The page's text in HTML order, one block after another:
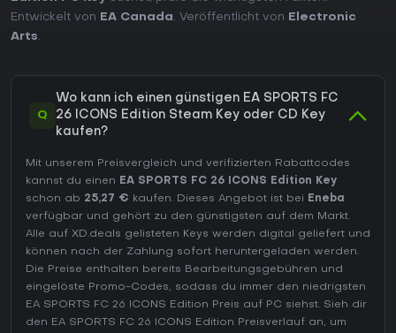
Entwickelt von
EA Canada. Veröffentlicht von
Electronic
Arts.
Q
Wo kann ich einen günstigen EA SPORTS FC
26 ICONS Edition Steam Key oder CD Key
kaufen?
Mit unserem Preisvergleich und verifizierten Rabattcodes
kannst du einen EA SPORTS FC 26 ICONS Edition Key
schon ab 25,27 € kaufen. Dieses Angebot ist bei Eneba
verfügbar und gehört zu den günstigsten auf dem Markt.
Alle auf XD.deals gelisteten Keys werden digital geliefert und
können nach der Zahlung sofort heruntergeladen werden.
Die Preise enthalten bereits Bearbeitungsgebühren und
eingelöste Promo-Codes, sodass du immer den niedrigsten
EA SPORTS FC 26 ICONS Edition Preis auf PC siehst. Sieh dir
den EA SPORTS FC 26 ICONS Edition Preisverlauf an, um